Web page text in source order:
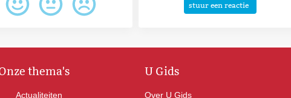
stuur een reactie
thema's
Actualiteiten
U Gids
Over U Gids